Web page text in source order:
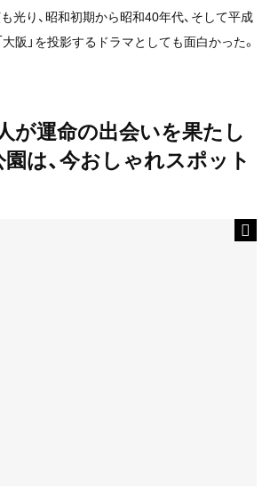
光り、昭和初期から昭和40年代、そして平成
大阪」を投影するドラマとしても面白かった。
が運命の出会いを果たし
は、今おしゃれスポット